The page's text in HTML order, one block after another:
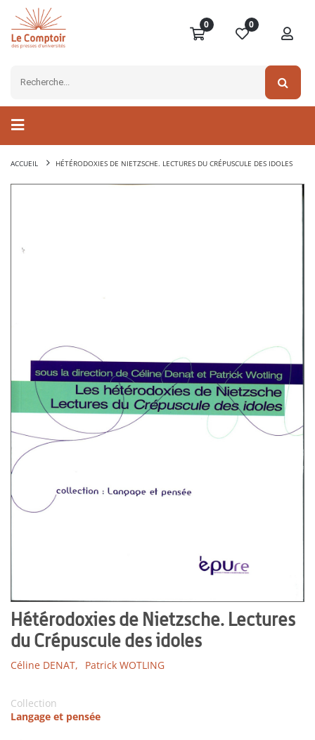
0 0
ACCUEIL HÉTÉRODOXIES DE NIETZSCHE. LECTURES DU CRÉPUSCULE DES IDOLES
Hétérodoxies de Nietzsche. Lectures
du Crépuscule des idoles
Céline DENAT, Patrick WOTLING
Collection
Langage et pensée